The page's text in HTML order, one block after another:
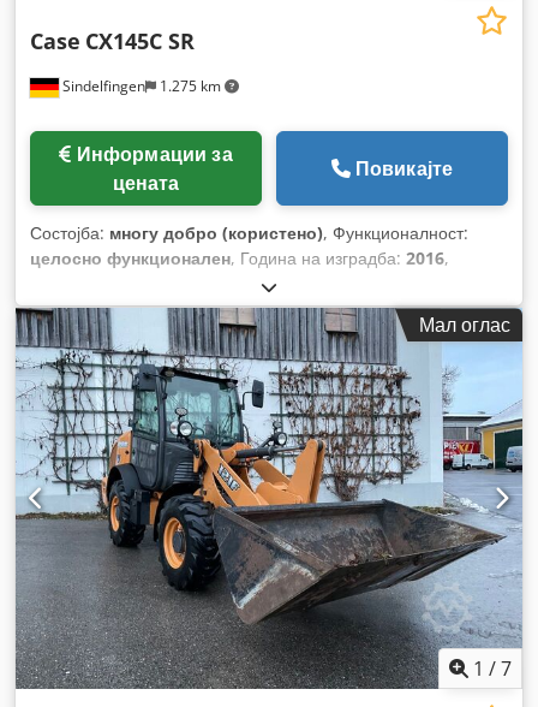
Sindelfingen 1.275 km
Case CX145C SR
цената
Повикајте
Состојба: многу добро (користено), Функционалност:
целосно функционален, Година на изградба: 2016,
Мал оглас
1 /7